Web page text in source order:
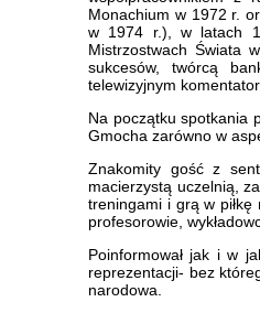
Monachium w 1972 r.
w 1974 r.), w latach
Mistrzostwach Świata
sukcesów, twórcą
telewizyjnym
Na początku spotkania
Gmocha zarówno w
Znakomity gość z
macierzystą uczelnią,
treningami i grą w
profesorowie,
Poinformował jak i w
reprezentacji- bez
narodowa.